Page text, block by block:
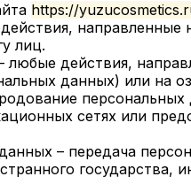
https://
лиц.
любые действия,
данных) или на
сетях или
– передача
государства,